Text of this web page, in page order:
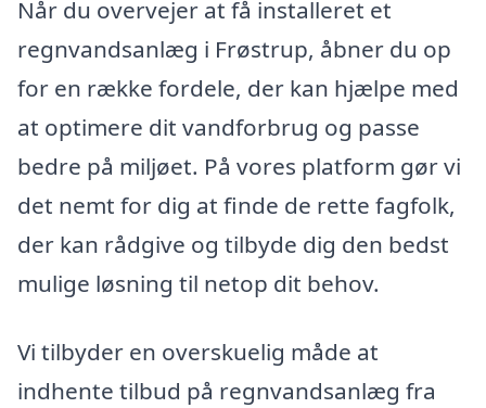
Når du overvejer at få installeret et
regnvandsanlæg i Frøstrup, åbner du op
for en række fordele, der kan hjælpe med
at optimere dit vandforbrug og passe
bedre på miljøet. På vores platform gør vi
det nemt for dig at finde de rette fagfolk,
der kan rådgive og tilbyde dig den bedst
mulige løsning til netop dit behov.
Vi tilbyder en overskuelig måde at
indhente tilbud på regnvandsanlæg fra